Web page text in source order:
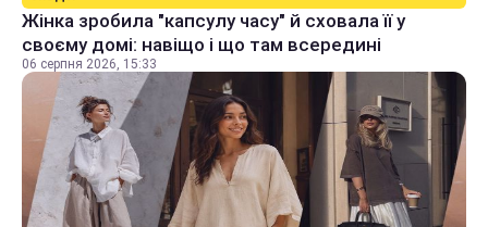
Жінка зробила "капсулу часу" й сховала її у
своєму домі: навіщо і що там всередині
06 серпня 2026, 15:33